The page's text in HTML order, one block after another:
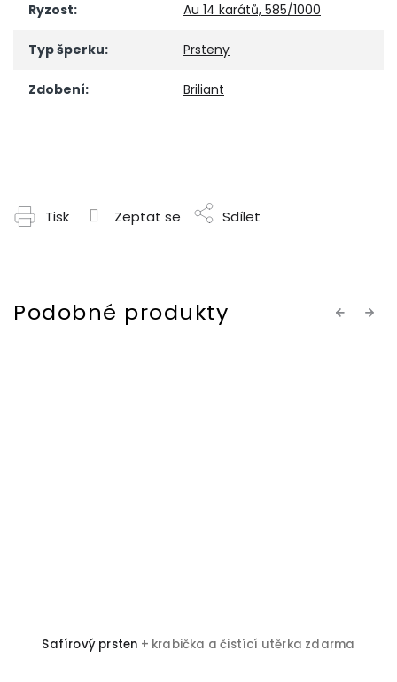
Ryzost: Au 14 karátů, 585/1000
Typ šperku: Prsteny
Zdobení: Briliant
Tisk Zeptat se Sdílet
Previous
Safírový prsten + krabička a čistící utěrka zdarma
Next